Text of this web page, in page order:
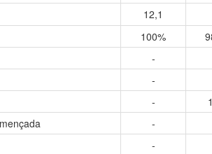
12,1
100%
-
-
-
-
-